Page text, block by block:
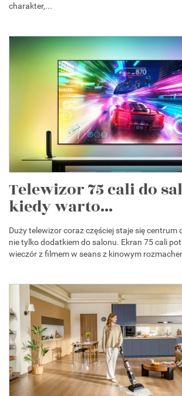
charakter,...
Telewizor 75 cali do
kiedy warto...
Duży telewizor coraz częściej staje się centrum
nie tylko dodatkiem do salonu. Ekran 75 cali
wieczór z filmem w seans z kinowym